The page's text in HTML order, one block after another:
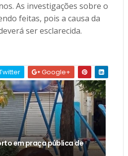
As investigações sobre o
feitas, pois a causa da
ser esclarecida.
Google+
em praça pública de